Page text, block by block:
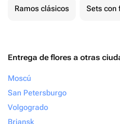
Ramos clásicos Sets con
Entrega de flores a otras
Moscú
San Petersburgo
Volgogrado
Briansk